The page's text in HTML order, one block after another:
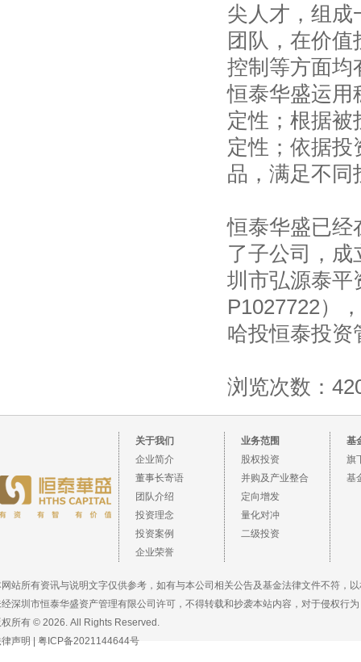
尖人才，组成
团队，在价
控制等方面
恒泰华盛运用
定性；根据
定性；依据
品，满足不同
恒泰华盛已经
了子公司，成
圳市弘源泰平
P1027722）
哈投恒泰投资
浏览次数：
关于我们
企业简介
董事长寄语
团队介绍
投资理念
投资案例
企业荣誉
业务范围
股权投资
并购及产业整合
定向增发
量化对冲
二级投资
基
旗
基
站所有资讯与说明文字仅供参考，如有与本公司相关公告及基金法律文件不符，
深圳市恒泰华盛资产管理有限公司许可，不得转载和抄袭本站内容，对于侵权行
权所有 © 2026. All Rights Reserved.
声明
粤ICP备2021144644号